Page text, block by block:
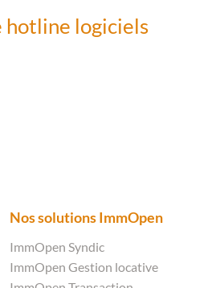
logiciels
Nos solutions ImmOpen
ImmOpen Syndic
ImmOpen Gestion locative